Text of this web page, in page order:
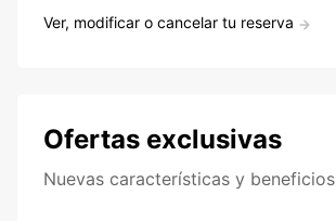
Ver, modificar o cancelar tu reserva
Ofertas exclusivas
Nuevas características y beneficios